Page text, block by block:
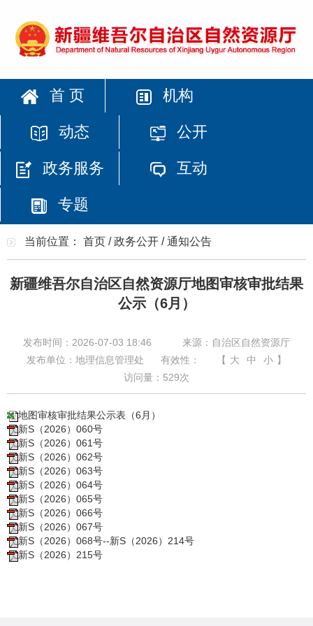
首 页 机构
动态 公开
政务服务 互动
专题
当前位置： 首页 /政务公开 /通知公告
新疆维吾尔自治区自然资源厅地图审核审批结果
公示（6月）
发布时间：2026-07-03 18:46
来源：自治区自然资源厅
发布单位：地理信息管理处
有效性： 【 大 中 小 】
访问量： 529次
地图审核审批结果公示表（6月）
新S（2026）060号
新S（2026）061号
新S（2026）062号
新S（2026）063号
新S（2026）064号
新S（2026）065号
新S（2026）066号
新S（2026）067号
新S（2026）068号--新S（2026）214号
新S（2026）215号